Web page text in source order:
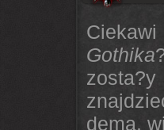
Gothika
dema,